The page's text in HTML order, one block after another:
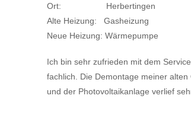
Ort: Herbertingen
Alte Heizung: Gasheizung
Neue Heizung: Wärmepumpe
Ich bin sehr zufrieden mit dem
fachlich. Die Demontage meiner
und der Photovoltaikanlage verlief